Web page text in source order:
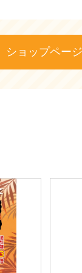
ショップペー